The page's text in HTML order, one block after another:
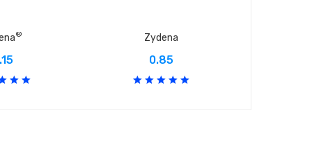
® Zydena
0.85